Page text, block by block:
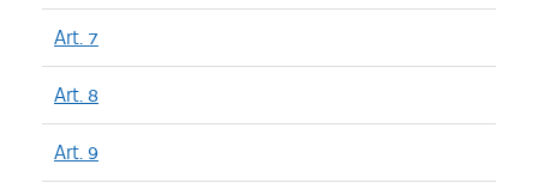
Art. 7
Art. 8
Art. 9